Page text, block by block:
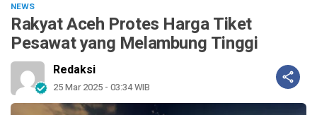
NEWS
Rakyat Aceh Protes Harga Tiket
Pesawat yang Melambung Tinggi
Redaksi
25 Mar 2025 - 03:34 WIB